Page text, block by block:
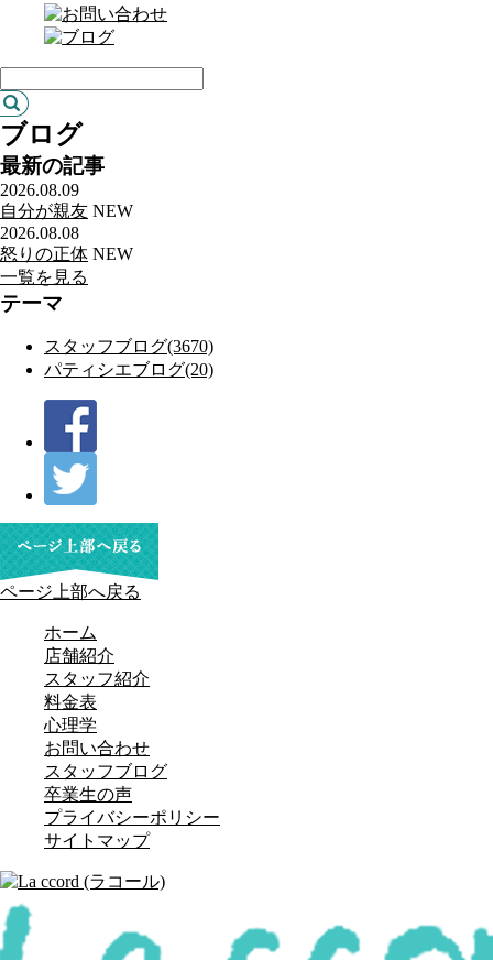
ブログ
最新の記事
2026.08.09
自分が親友 NEW
2026.08.08
怒りの正体 NEW
一覧を見る
テーマ
スタッフブログ(3670)
パティシエブログ(20)
ページ上部へ戻る
ホーム
店舗紹介
スタッフ紹介
料金表
心理学
お問い合わせ
スタッフブログ
卒業生の声
プライバシーポリシー
サイトマップ